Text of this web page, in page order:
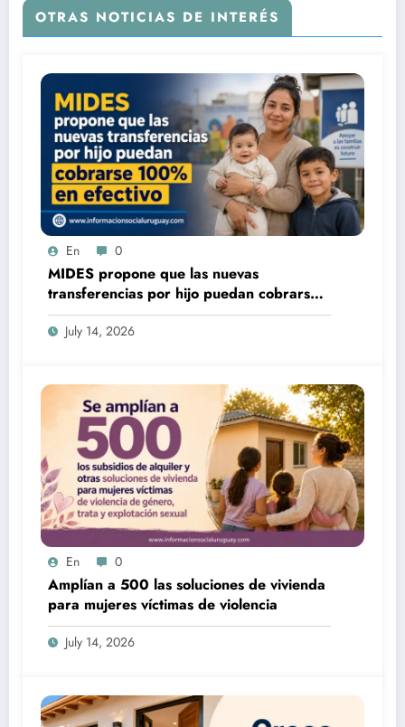
OTRAS NOTICIAS DE INTERÉS
En 0
MIDES propone que las nuevas
transferencias por hijo puedan cobrarse
100% en efectivo: qué cambiaría desde
2027July 14, 2026
En 0
Amplían a 500 las soluciones de vivienda
para mujeres víctimas de violencia
July 14, 2026